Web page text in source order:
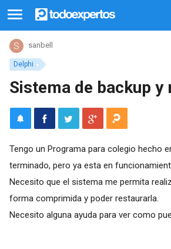
Delphi
sanbell
Sistema de backup y
Tengo un Programa para colegio hecho
terminado, pero ya esta en
Necesito que el sistema me permita
forma comprimida y poder restaurarla.
Necesito alguna ayuda para ver como